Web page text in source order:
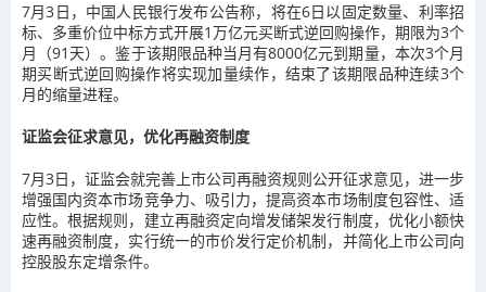
7月3日，中国人民银行发布公告称，将在6日以固定数量、利率招
标、多重价位中标方式开展1万亿元买断式逆回购操作，期限为3个
月（91天）。鉴于该期限品种当月有8000亿元到期量，本次3个月
期买断式逆回购操作将实现加量续作，结束了该期限品种连续3个
月的缩量进程。
证监会征求意见，优化再融资制度
7月3日，证监会就完善上市公司再融资规则公开征求意见，进一步
增强国内资本市场竞争力、吸引力，提高资本市场制度包容性、适
应性。根据规则，建立再融资定向增发储架发行制度，优化小额快
速再融资制度，实行统一的市价发行定价机制，并简化上市公司向
控股股东定增条件。